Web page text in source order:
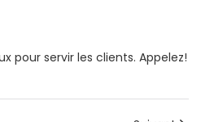
pour servir les clients. Appelez!